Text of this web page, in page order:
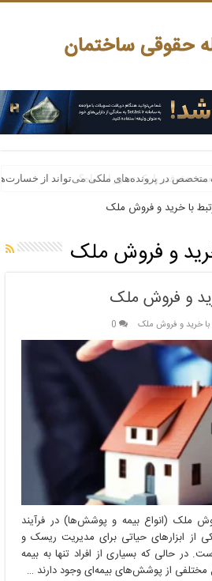
متخصص در پرونده‌های ملکی می‌تواند از
با خرید و فروش ملک
و فروش ملک
و فروش ملک
خرید و فروش ملک 0
ملک (انواع بیمه و پوشش‌ها) در فرآیند
از ابزارهای حیاتی برای مدیریت ریسک و
در حالی که بسیاری از افراد تنها به بیمه
مختلفی از پوشش‌های بیمه‌ای وجود دارند …